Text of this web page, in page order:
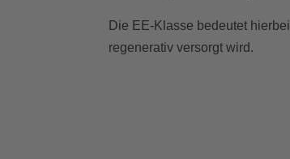
Die EE-Klasse bedeutet
regenerativ versorgt wird.